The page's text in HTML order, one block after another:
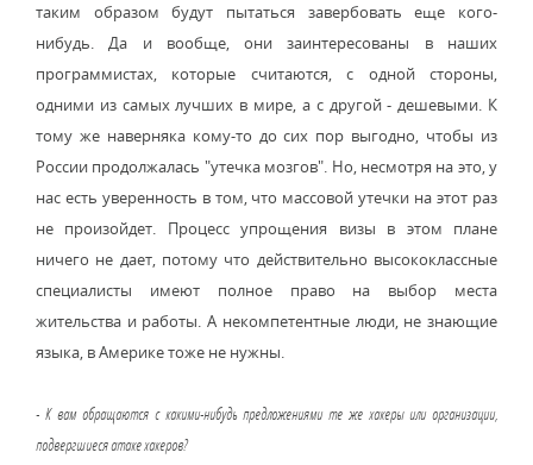
таким образом будут пытаться завербовать еще кого-
нибудь. Да и вообще, они заинтересованы в наших
программистах, которые считаются, с одной стороны,
одними из самых лучших в мире, а с другой - дешевыми. К
тому же наверняка кому-то до сих пор выгодно, чтобы из
России продолжалась "утечка мозгов". Но, несмотря на это, у
нас есть уверенность в том, что массовой утечки на этот раз
не произойдет. Процесс упрощения визы в этом плане
ничего не дает, потому что действительно высококлассные
специалисты имеют полное право на выбор места
жительства и работы. А некомпетентные люди, не знающие
языка, в Америке тоже не нужны.
- К вам обращаются с какими-нибудь предложениями те же хакеры или организации,
подвергшиеся атаке хакеров?